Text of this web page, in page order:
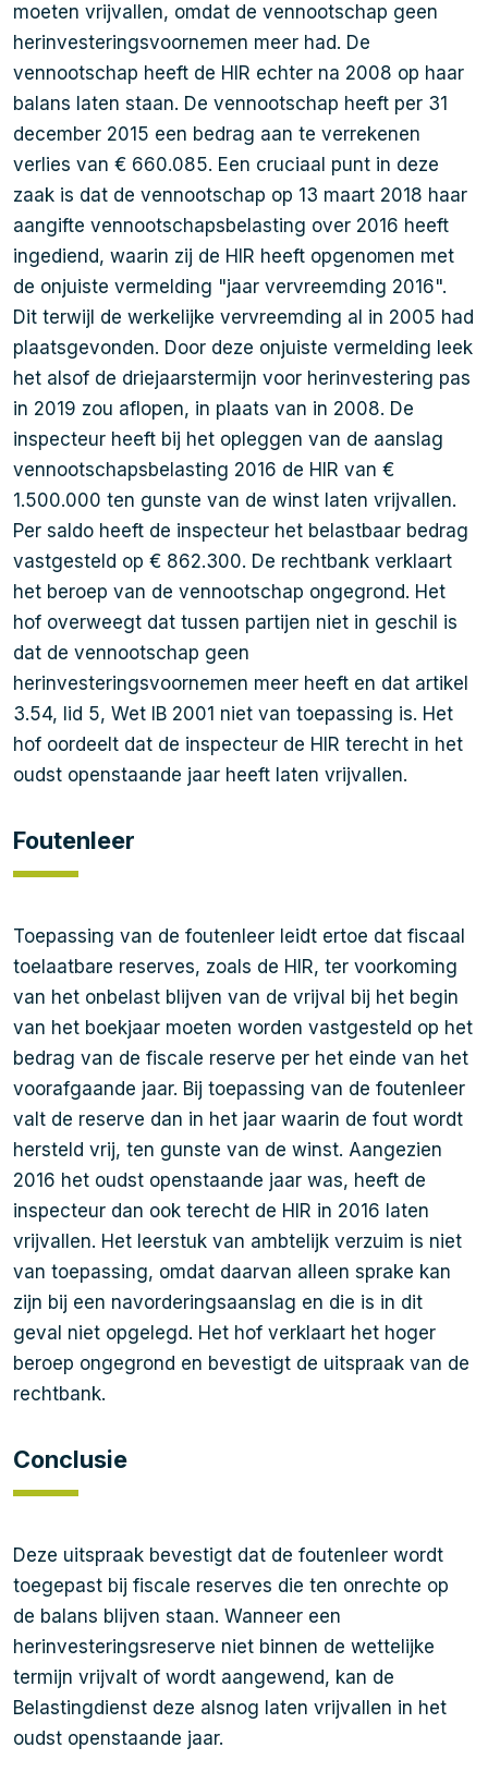
moeten vrijvallen, omdat de vennootschap geen
herinvesteringsvoornemen meer had. De
vennootschap heeft de HIR echter na 2008 op haar
balans laten staan. De vennootschap heeft per 31
december 2015 een bedrag aan te verrekenen
verlies van € 660.085. Een cruciaal punt in deze
zaak is dat de vennootschap op 13 maart 2018 haar
aangifte vennootschapsbelasting over 2016 heeft
ingediend, waarin zij de HIR heeft opgenomen met
de onjuiste vermelding "jaar vervreemding 2016".
Dit terwijl de werkelijke vervreemding al in 2005 had
plaatsgevonden. Door deze onjuiste vermelding leek
het alsof de driejaarstermijn voor herinvestering pas
in 2019 zou aflopen, in plaats van in 2008. De
inspecteur heeft bij het opleggen van de aanslag
vennootschapsbelasting 2016 de HIR van €
1.500.000 ten gunste van de winst laten vrijvallen.
Per saldo heeft de inspecteur het belastbaar bedrag
vastgesteld op € 862.300. De rechtbank verklaart
het beroep van de vennootschap ongegrond. Het
hof overweegt dat tussen partijen niet in geschil is
dat de vennootschap geen
herinvesteringsvoornemen meer heeft en dat artikel
3.54, lid 5, Wet IB 2001 niet van toepassing is. Het
hof oordeelt dat de inspecteur de HIR terecht in het
oudst openstaande jaar heeft laten vrijvallen.
Foutenleer
Toepassing van de foutenleer leidt ertoe dat fiscaal
toelaatbare reserves, zoals de HIR, ter voorkoming
van het onbelast blijven van de vrijval bij het begin
van het boekjaar moeten worden vastgesteld op het
bedrag van de fiscale reserve per het einde van het
voorafgaande jaar. Bij toepassing van de foutenleer
valt de reserve dan in het jaar waarin de fout wordt
hersteld vrij, ten gunste van de winst. Aangezien
2016 het oudst openstaande jaar was, heeft de
inspecteur dan ook terecht de HIR in 2016 laten
vrijvallen. Het leerstuk van ambtelijk verzuim is niet
van toepassing, omdat daarvan alleen sprake kan
zijn bij een navorderingsaanslag en die is in dit
geval niet opgelegd. Het hof verklaart het hoger
beroep ongegrond en bevestigt de uitspraak van de
rechtbank.
Conclusie
Deze uitspraak bevestigt dat de foutenleer wordt
toegepast bij fiscale reserves die ten onrechte op
de balans blijven staan. Wanneer een
herinvesteringsreserve niet binnen de wettelijke
termijn vrijvalt of wordt aangewend, kan de
Belastingdienst deze alsnog laten vrijvallen in het
oudst openstaande jaar.